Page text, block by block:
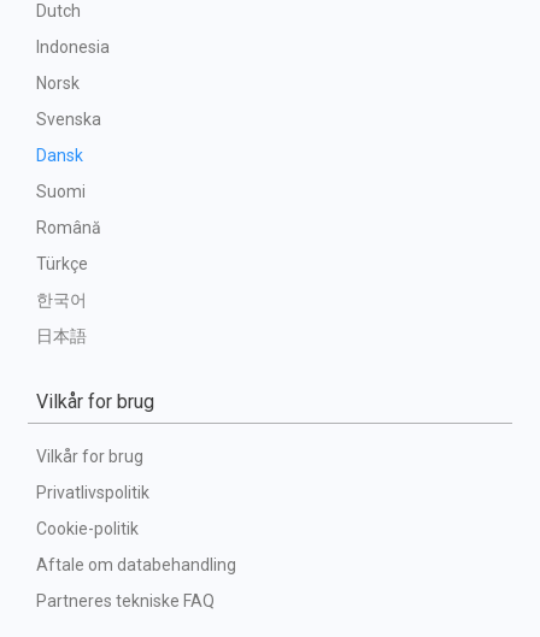
Dutch
Indonesia
Norsk
Svenska
Dansk
Suomi
Română
Türkçe
한국어
日本語
Vilkår for brug
Vilkår for brug
Privatlivspolitik
Cookie-politik
Aftale om databehandling
Partneres tekniske FAQ